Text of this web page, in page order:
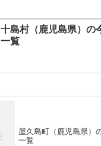
十島村（鹿児島県）の
一覧
屋久島町（鹿児島県）
一覧